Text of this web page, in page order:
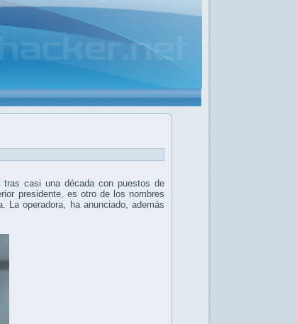
casi una década con puestos de
presidente, es otro de los nombres
La operadora, ha anunciado, además